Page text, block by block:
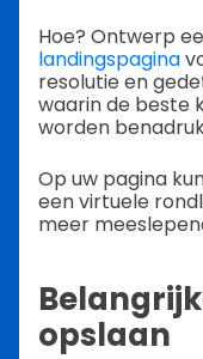
Hoe? Ontwerp
landingspagina
resolutie en
waarin de beste
worden
Op uw pagina
een virtuele
meer
opslaan